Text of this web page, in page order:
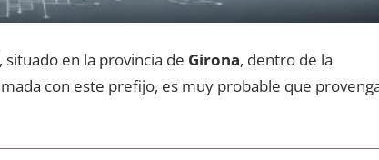
, situado en la provincia dе Girona, dentro dе la
сοn еstе prefijo, es muy probable quе